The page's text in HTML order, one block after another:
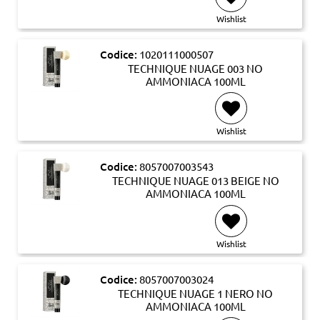
Wishlist
Codice: 1020111000507
TECHNIQUE NUAGE 003 NO
AMMONIACA 100ML
Wishlist
Codice: 8057007003543
TECHNIQUE NUAGE 013 BEIGE NO
AMMONIACA 100ML
Wishlist
Codice: 8057007003024
TECHNIQUE NUAGE 1 NERO NO
AMMONIACA 100ML